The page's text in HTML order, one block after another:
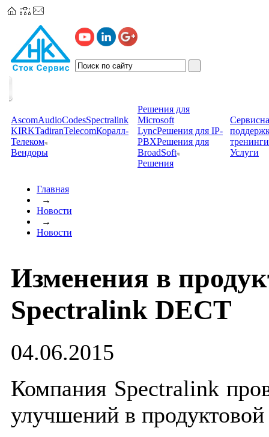
AscomAudioCodesSpectralink
KIRKTadiranTelecomКоралл-
Телеком
Вендоры
Решения для
Microsoft
LyncРешения для IP-
PBXРешения для
BroadSoft
Решения
тренинги
Услуги
Главная
→
Новости
→
Новости
Изменения в
Spectralink DECT
04.06.2015
Компания Spectralink
улучшений в